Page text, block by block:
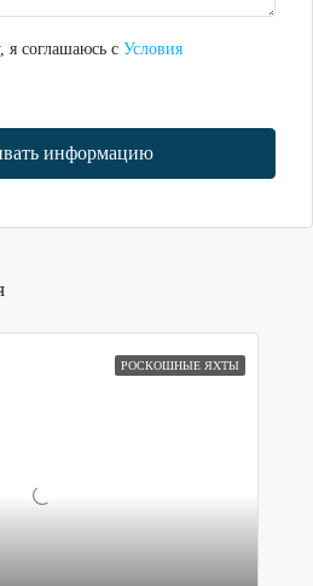
я соглашаюсь с Условия
информацию
РОСКОШНЫЕ ЯХТЫ